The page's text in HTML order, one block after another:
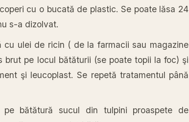
cu o bucată de plastic. Se poate lăsa 24
s-a dizolvat.
ulei de ricin ( de la farmacii sau magazine
brut pe locul bătăturii (se poate topii la foc) şi
şi leucoplast. Se repetă tratamentul până
pe bătătură sucul din tulpini proaspete de